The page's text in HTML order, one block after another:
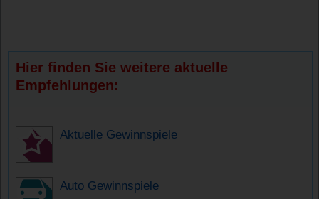
Hier finden Sie weitere aktuelle
Empfehlungen:
Aktuelle Gewinnspiele
Auto Gewinnspiele